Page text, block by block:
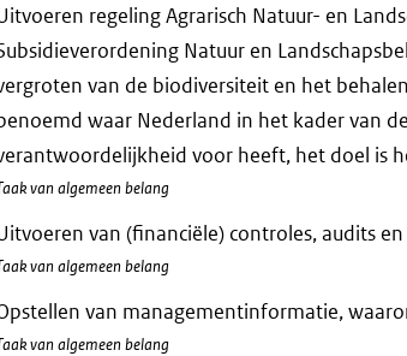
regeling Agrarisch Natuur- en
Natuur en
van de biodiversiteit en het
waar Nederland in het kader van
voor heeft, het doel is
van algemeen belang
van (financiële) controles, audits
van algemeen belang
van managementinformatie,
van algemeen belang